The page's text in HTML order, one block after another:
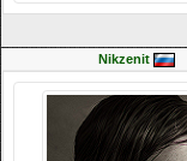
Nikzenit